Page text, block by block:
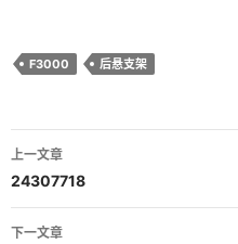
F3000 后悬支架
文
章
导
上一文章
24307718
下一文章